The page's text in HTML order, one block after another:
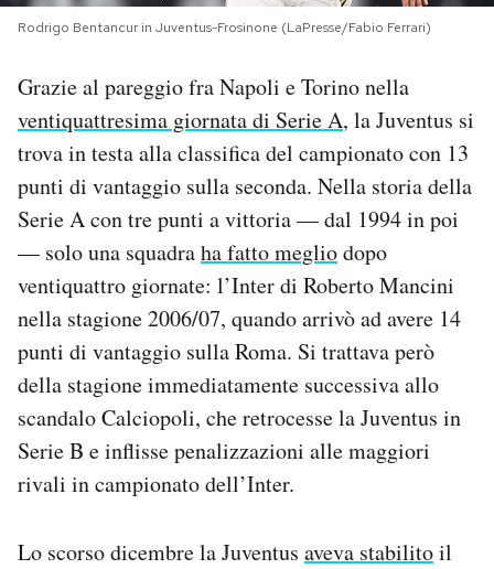
I MIEI PREFERITI
SHOP
CALENDARIO
AREA PERSONALE
Area Personale
Newsletter
Notifiche mobile
Regala il Post
Hai bisogno di aiuto?
Esci
Rodrigo Bentancur in Juventus-Frosinone (LaPresse/Fabio Ferrari)
Grazie al pareggio fra Napoli e Torino nella
ventiquattresima giornata di Serie A, la Juventus si
trova in testa alla classifica del campionato con 13
punti di vantaggio sulla seconda. Nella storia della
Serie A con tre punti a vittoria — dal 1994 in poi
— solo una squadraha fatto megliodopo
ventiquattro giornate: l’Inter di Roberto Mancini
nella stagione 2006/07, quando arrivò ad avere 14
punti di vantaggio sulla Roma. Si trattava però
della stagione immediatamente successiva allo
scandalo Calciopoli, che retrocesse la Juventus in
Serie B e inflisse penalizzazioni alle maggiori
rivali in campionato dell’Inter.
Lo scorso dicembre la Juventus aveva stabilitoil